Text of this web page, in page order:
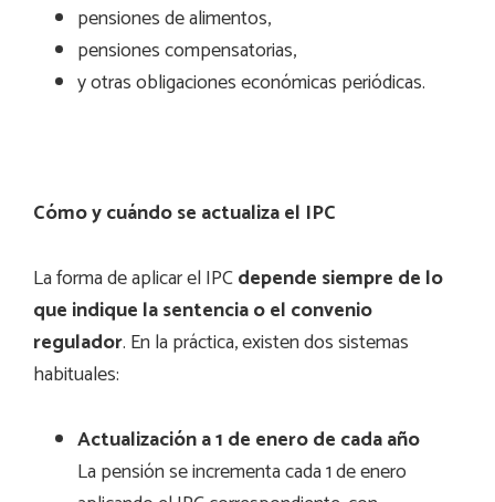
pensiones de alimentos,
pensiones compensatorias,
y otras obligaciones económicas periódicas.
Cómo y cuándo se actualiza el IPC
La forma de aplicar el IPCdepende siempre de lo
que indique la sentencia o el convenio
regulador. En la práctica, existen dos sistemas
habituales:
Actualización a 1 de enero de cada año
La pensión se incrementa cada 1 de enero